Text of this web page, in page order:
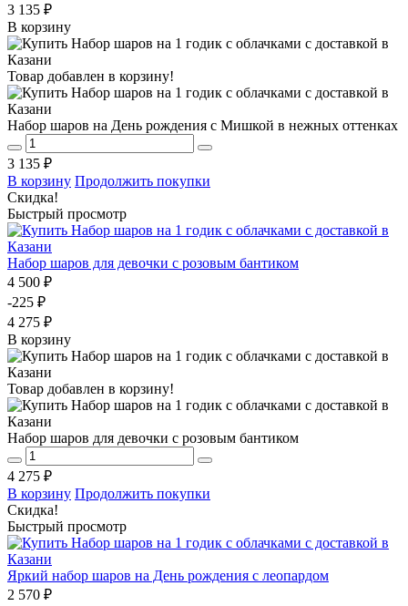
3 135 ₽
В корзину
Товар добавлен в корзину!
Набор шаров на День рождения с Мишкой в нежных оттенках
3 135 ₽
В корзину Продолжить покупки
Скидка!
Быстрый просмотр
Набор шаров для девочки с розовым бантиком
4 500 ₽
-225 ₽
4 275 ₽
В корзину
Товар добавлен в корзину!
Набор шаров для девочки с розовым бантиком
4 275 ₽
В корзину Продолжить покупки
Скидка!
Быстрый просмотр
Яркий набор шаров на День рождения с леопардом
2 570 ₽